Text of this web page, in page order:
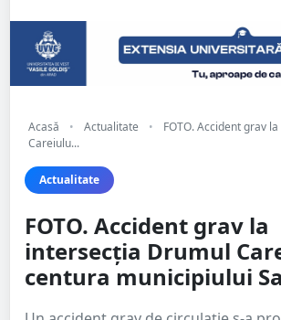
Acasă • Actualitate •
FOTO. Accident grav
Careiulu...
Actualitate
FOTO. Accident grav la
intersecția Drumul
centura municipiului